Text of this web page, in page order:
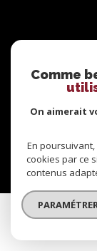
© 2026 | Tous
Comme
On aimerait
En
cookies par ce
contenus